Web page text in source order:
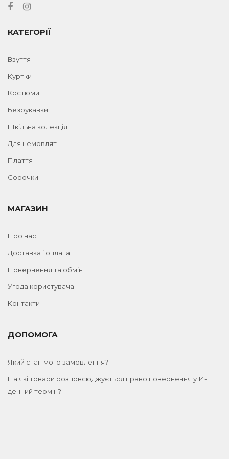
КАТЕГОРІЇ
Взуття
Куртки
Костюми
Безрукавки
Шкільна колекція
Для немовлят
Плаття
Сорочки
МАГАЗИН
Про нас
Доставка і оплата
Повернення та обмін
Угода користувача
Контакти
ДОПОМОГА
Який стан мого замовлення?
На які товари розповсюджується право повернення у 14-
денний термін?